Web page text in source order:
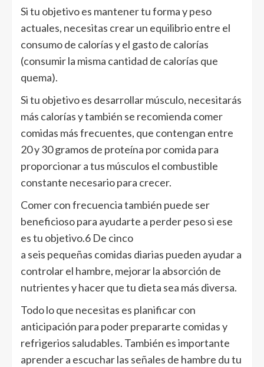
Si tu objetivo es mantener tu forma y peso
actuales, necesitas crear un equilibrio entre el
consumo de calorías y el gasto de calorías
(consumir la misma cantidad de calorías que
quema).
Si tu objetivo es desarrollar músculo, necesitarás
más calorías y también se recomienda comer
comidas más frecuentes, que contengan entre
20 y 30 gramos de proteína por comida para
proporcionar a tus músculos el combustible
constante necesario para crecer.
Comer con frecuencia también puede ser
beneficioso para ayudarte a perder peso si ese
es tu objetivo.6 De cinco
a seis pequeñas comidas diarias pueden ayudar a
controlar el hambre, mejorar la absorción de
nutrientes y hacer que tu dieta sea más diversa.
Todo lo que necesitas es planificar con
anticipación para poder prepararte comidas y
refrigerios saludables. También es importante
aprender a escuchar las señales de hambre du tu